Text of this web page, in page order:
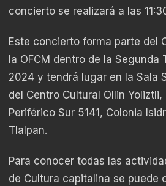
concierto se realizará a las
Este concierto forma parte del
la OFCM dentro de la Segunda
2024 y tendrá lugar en la Sala
del Centro Cultural Ollin
Periférico Sur 5141, Colonia
Tlalpan.
Para conocer todas las
de Cultura capitalina se puede